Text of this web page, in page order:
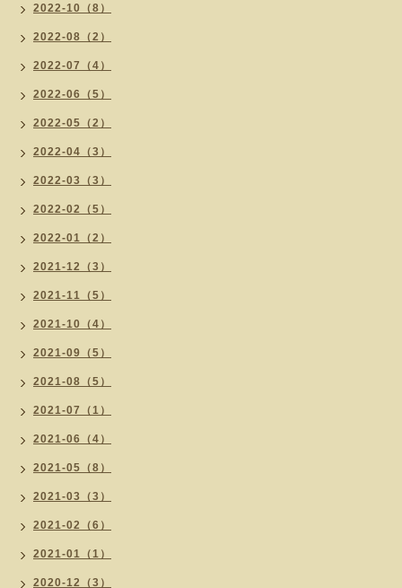
2022-10（8）
2022-08（2）
2022-07（4）
2022-06（5）
2022-05（2）
2022-04（3）
2022-03（3）
2022-02（5）
2022-01（2）
2021-12（3）
2021-11（5）
2021-10（4）
2021-09（5）
2021-08（5）
2021-07（1）
2021-06（4）
2021-05（8）
2021-03（3）
2021-02（6）
2021-01（1）
2020-12（3）